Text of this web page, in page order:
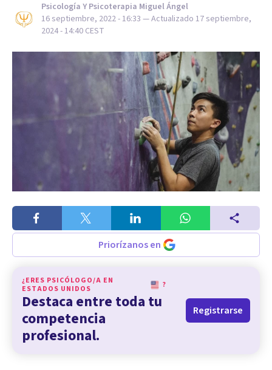
Psicología Y Psicoterapia Miguel Ángel
16 septiembre, 2022 - 16:33 — Actualizado 17 septiembre,
2024 - 14:40 CEST
Priorízanos en
¿ERES PSICÓLOGO/A EN
ESTADOS UNIDOS
?
Destaca entre toda tu
competencia
profesional.
Registrarse